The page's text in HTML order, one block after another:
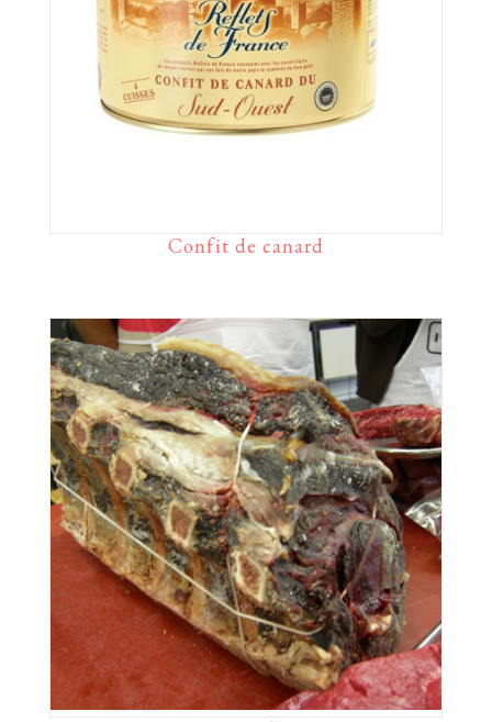
Confit de canard